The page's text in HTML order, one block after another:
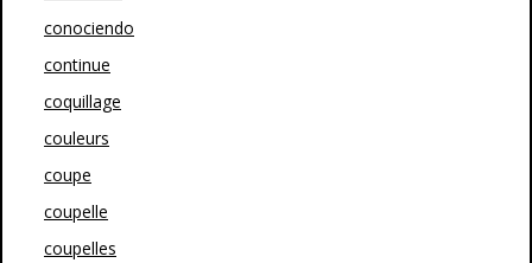
conociendo
continue
coquillage
couleurs
coupe
coupelle
coupelles